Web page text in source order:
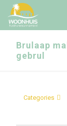
Brulaap
gebrul
Categories